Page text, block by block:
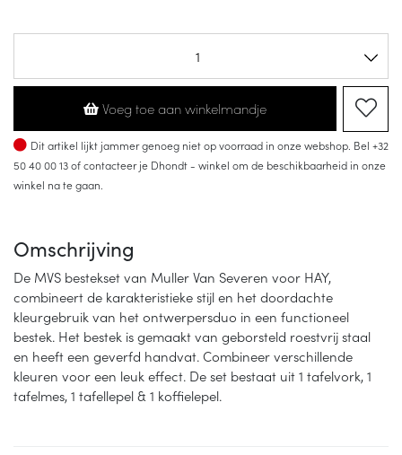
Voeg toe aan winkelmandje
Op voorraad
Dit artikel lijkt jammer genoeg niet op voorraad in onze webshop. Bel +32
50 40 00 13of contacteer je Dhondt - winkel om de beschikbaarheid in onze
winkel na te gaan.
Omschrijving
De MVS bestekset van Muller Van Severen voor HAY,
combineert de karakteristieke stijl en het doordachte
kleurgebruik van het ontwerpersduo in een functioneel
bestek. Het bestek is gemaakt van geborsteld roestvrij staal
en heeft een geverfd handvat. Combineer verschillende
kleuren voor een leuk effect. De set bestaat uit 1 tafelvork, 1
tafelmes, 1 tafellepel & 1 koffielepel.